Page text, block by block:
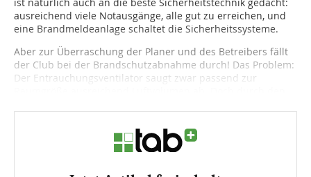
ist natürlich auch an die beste Sicherheitstechnik gedacht:
ausreichend viele Notausgänge, alle gut zu erreichen, und
eine Brandmeldeanlage schaltet die Sicherheitssysteme.
Aber zur Überraschung der Planer und des Betreibers fällt
der Club bei der Brandschutzabnahme durch! Das Problem:
Der Entrauchungsventilator saugt zwar passend zur